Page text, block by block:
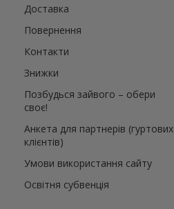
Доставка
Повернення
Контакти
Знижки
Позбудься зайвого – обери
своє!
Анкета для партнерів (гуртових
клієнтів)
Умови використання сайту
Освітня субвенція